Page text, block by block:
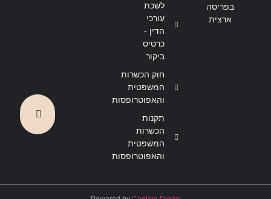
בפריסה
ארצית
לשכת
עורכי
הדין -
כרטיס
ביקור
חוק הכשרות
המשפטית
והאפוטרופסות
תקנות
הכשרות
המשפטית
והאפוטרופסות